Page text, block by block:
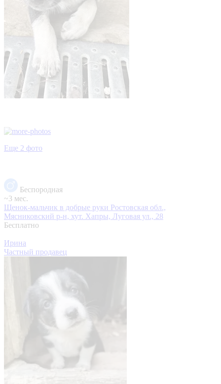
Еще 2 фото
Беспородная
~3 мес.
Щенок-мальчик в добрые руки Ростовская обл.,
Мясниковский р-н, хут. Хапры, Луговая ул., 28
Бесплатно
Ирина
Частный продавец